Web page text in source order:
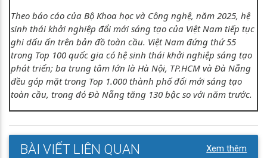
Theo báo cáo của Bộ Khoa học và Công nghệ, năm 2025, hệ
sinh thái khởi nghiệp đổi mới sáng tạo của Việt Nam tiếp tục
ghi dấu ấn trên bản đồ toàn cầu. Việt Nam đứng thứ 55
trong Top 100 quốc gia có hệ sinh thái khởi nghiệp sáng tạo
phát triển; ba trung tâm lớn là Hà Nội, TP.HCM và Đà Nẵng
đều góp mặt trong Top 1.000 thành phố đổi mới sáng tạo
toàn cầu, trong đó Đà Nẵng tăng 130 bậc so với năm trước.
BÀI VIẾT LIÊN QUAN Xem thêm